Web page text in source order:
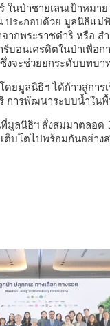
นป่าชายเลนเป้าห
ระกอบด้วย มูลนิธิแ
กพระราชดำริ หรือ
บอนเครดิตในป่าเ
งจะช่วยยกระดับบ
ดยมูลนิธิฯ ได้ก้าวสู่กา
ารพัฒนาระบบน้ำใน
นิธิฯ สั่งสมมาตลอด
ติบโตไปพร้อมกันอย่าง